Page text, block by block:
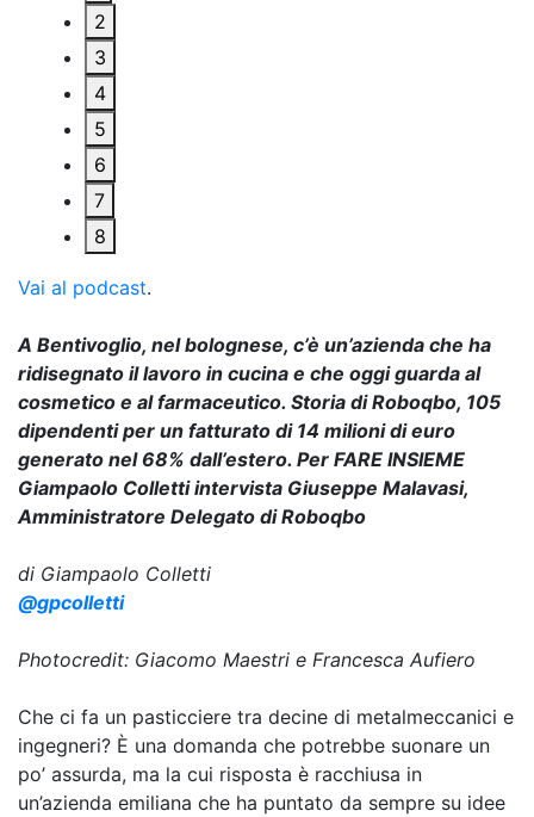
2
3
4
5
6
7
8
Vai al podcast.
A Bentivoglio, nel bolognese, c’è un’azienda che ha
ridisegnato il lavoro in cucina e che oggi guarda al
cosmetico e al farmaceutico. Storia di Roboqbo, 105
dipendenti per un fatturato di 14 milioni di euro
generato nel 68% dall’estero. Per FARE INSIEME
Giampaolo Colletti intervista Giuseppe Malavasi,
Amministratore Delegato di Roboqbo
di Giampaolo Colletti
@gpcolletti
Photocredit: Giacomo Maestri e Francesca Aufiero
Che ci fa un pasticciere tra decine di metalmeccanici e
ingegneri? È una domanda che potrebbe suonare un
po’ assurda, ma la cui risposta è racchiusa in
un’azienda emiliana che ha puntato da sempre su idee